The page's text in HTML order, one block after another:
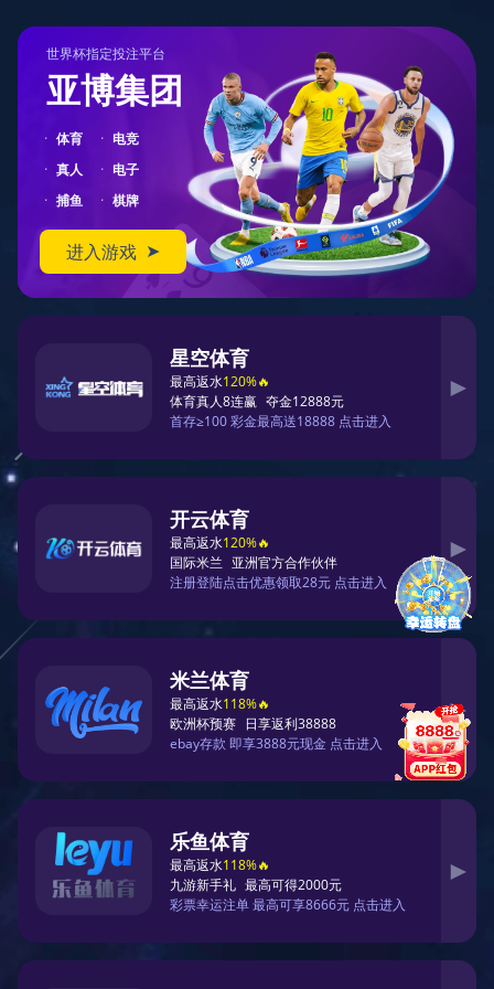
404
您在访问另一个平行宇宙中的页面
对不起，您要访问的页面可能跑到了另一个平行宇宙中。
您可以先返回首页
返回首页